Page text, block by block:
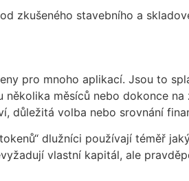
zkušeného stavebního a
pro mnoho aplikací. Jsou to
měsíců nebo dokonce na
důležitá volba nebo srovnání
dlužníci používají téměř
vlastní kapitál, ale